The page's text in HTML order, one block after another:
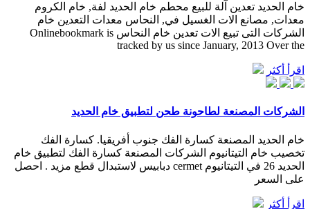
خام الحديد تعدين آلة للبيع محطم خام الحديد لفة, خام الكروم
معدات, مصانع الات الغسيل في, النحاس معدات التعدين خام
الشركات التى تبيع الات تعدين خام النحاس Onlinebookmark is
tracked by us since January, 2013 Over the
اقرأ أكثر
الشركات المصنعة لطاحونة طحن لتطبيق خام الحديد
خام الحديد المصنعة كسارة الفك جنوب أفريقيا. كسارة الفك
تخصيب خام التيتانيوم الشركات المصنعة كسارة الفك لتطبيق خام
الحديد 26 في التيتانيوم cermet دبابيس لاستبدال قطع مزيد . احصل
على السعر
اقرأ أكثر